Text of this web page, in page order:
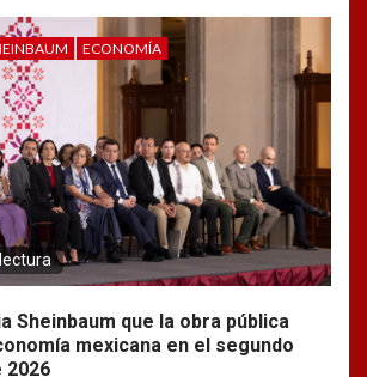
ECONOMÍA
Sheinbaum que la obra pública
mexicana en el segundo
2026